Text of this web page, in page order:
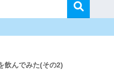
飲んでみた(その2)